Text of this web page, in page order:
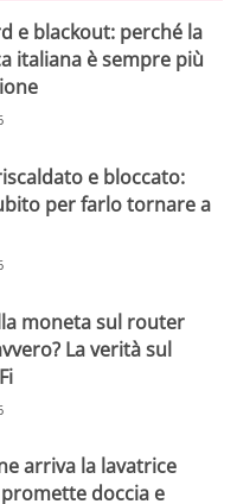
e blackout: perché la
italiana è sempre più
e bloccato:
per farlo tornare a
moneta sul router
La verità sul
arriva la lavatrice
doccia e